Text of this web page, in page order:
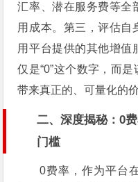
汇率、潜在服务费等全
用成本。第三，评估自
用平台提供的其他增值
仅是“0”这个数字，而
带来真正的、可量化的
二、深度揭秘：0
门槛
0费率，作为平台